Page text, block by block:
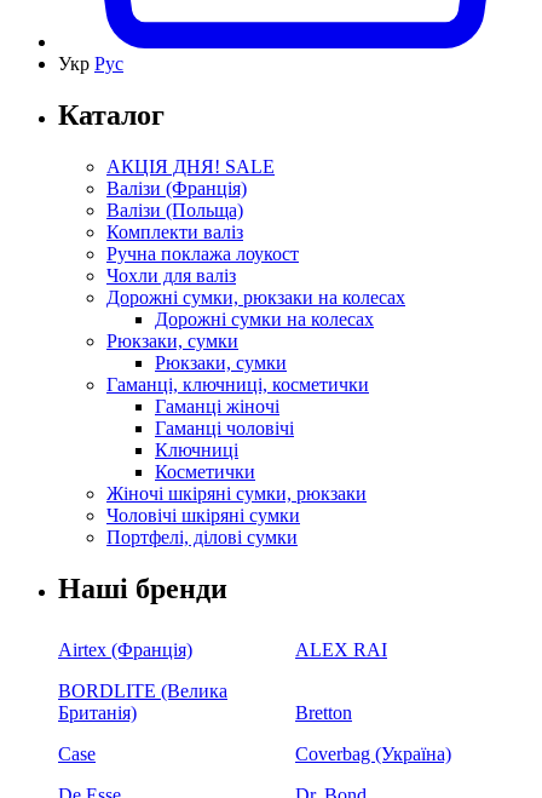
Укр Рус
Каталог
АКЦІЯ ДНЯ! SALE
Валізи (Франція)
Валізи (Польща)
Комплекти валіз
Ручна поклажа лоукост
Чохли для валіз
Дорожні сумки, рюкзаки на колесах
Дорожні сумки на колесах
Рюкзаки, сумки
Рюкзаки, сумки
Гаманці, ключниці, косметички
Гаманці жіночі
Гаманці чоловічі
Ключниці
Косметички
Жіночі шкіряні сумки, рюкзаки
Чоловічі шкіряні сумки
Портфелі, ділові сумки
Наші бренди
Airtex (Франція)
ALEX RAI
BORDLITE (Велика
Британія)
Bretton
Case
Coverbag (Україна)